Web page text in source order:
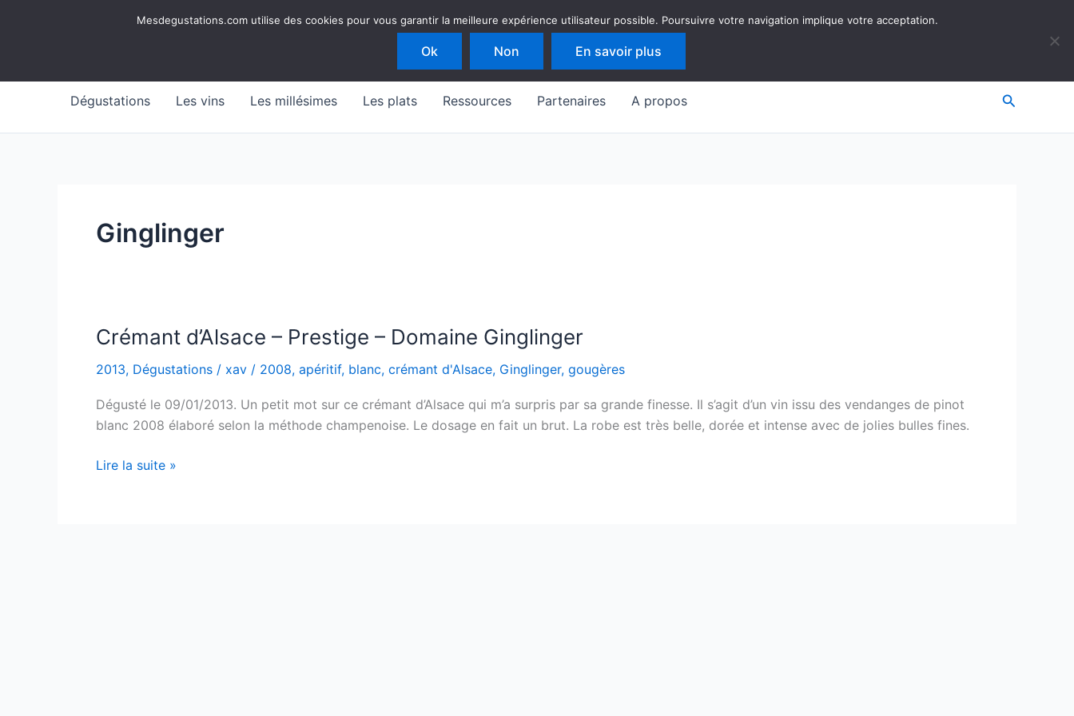
Mesdegustations
Dégustations Les vins Les millésimes Les plats Ressources Partenaires A propos
Ginglinger
Crémant d’Alsace – Prestige – Domaine Ginglinger
2013, Dégustations / xav / 2008, apéritif, blanc, crémant d'Alsace, Ginglinger, gougères
Dégusté le 09/01/2013. Un petit mot sur ce crémant d’Alsace qui m’a surpris par sa grande finesse. Il s’agit d’un vin issu des vendanges de pinot
blanc 2008 élaboré selon la méthode champenoise. Le dosage en fait un brut. La robe est très belle, dorée et intense avec de jolies bulles fines.
Crémant
Lire la suite »
Mesdegustations.com utilise des cookies pour vous garantir la meilleure expérience utilisateur possible. Poursuivre votre navigation implique votre acceptation.
Ok Non En savoir plus